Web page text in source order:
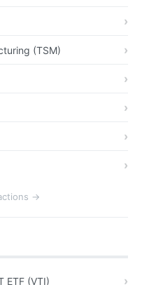
(TSM)
→
ETF (VTI)